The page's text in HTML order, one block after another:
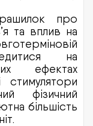
про
та вплив на
на
ефектах
фізичний
більшість